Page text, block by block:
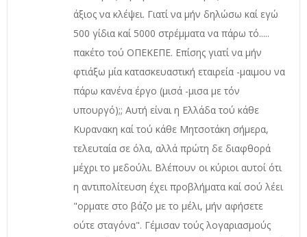
άξιος να κλέψει. Γιατί να μήν δηλώσω καί εγώ
500 γίδια καί 5000 στρέμματα να πάρω τό.....
πακέτο τού ΟΠΕΚΕΠΕ. Επίσης γιατί να μήν
φτιάξω μία κατασκευαστική εταιρεία -μαιμου να
πάρω κανένα έργο (μισά -μισα με τόν
υπουργό);; Αυτή είναι η Ελλάδα τού κάθε
Κυρανακη καί τού κάθε Μητσοτάκη σήμερα,
τελευταία σε όλα, αλλά πρώτη δε διαφθορά
μέχρι το μεδούλι. Βλέπουν οι κύριοι αυτοί ότι
η αντιπολίτευση έχει προβλήματα καί σού λέει
"ορματε στο βάζο με το μέλι, μήν αφήσετε
ούτε σταγόνα". Γέμισαν τούς λογαριασμούς